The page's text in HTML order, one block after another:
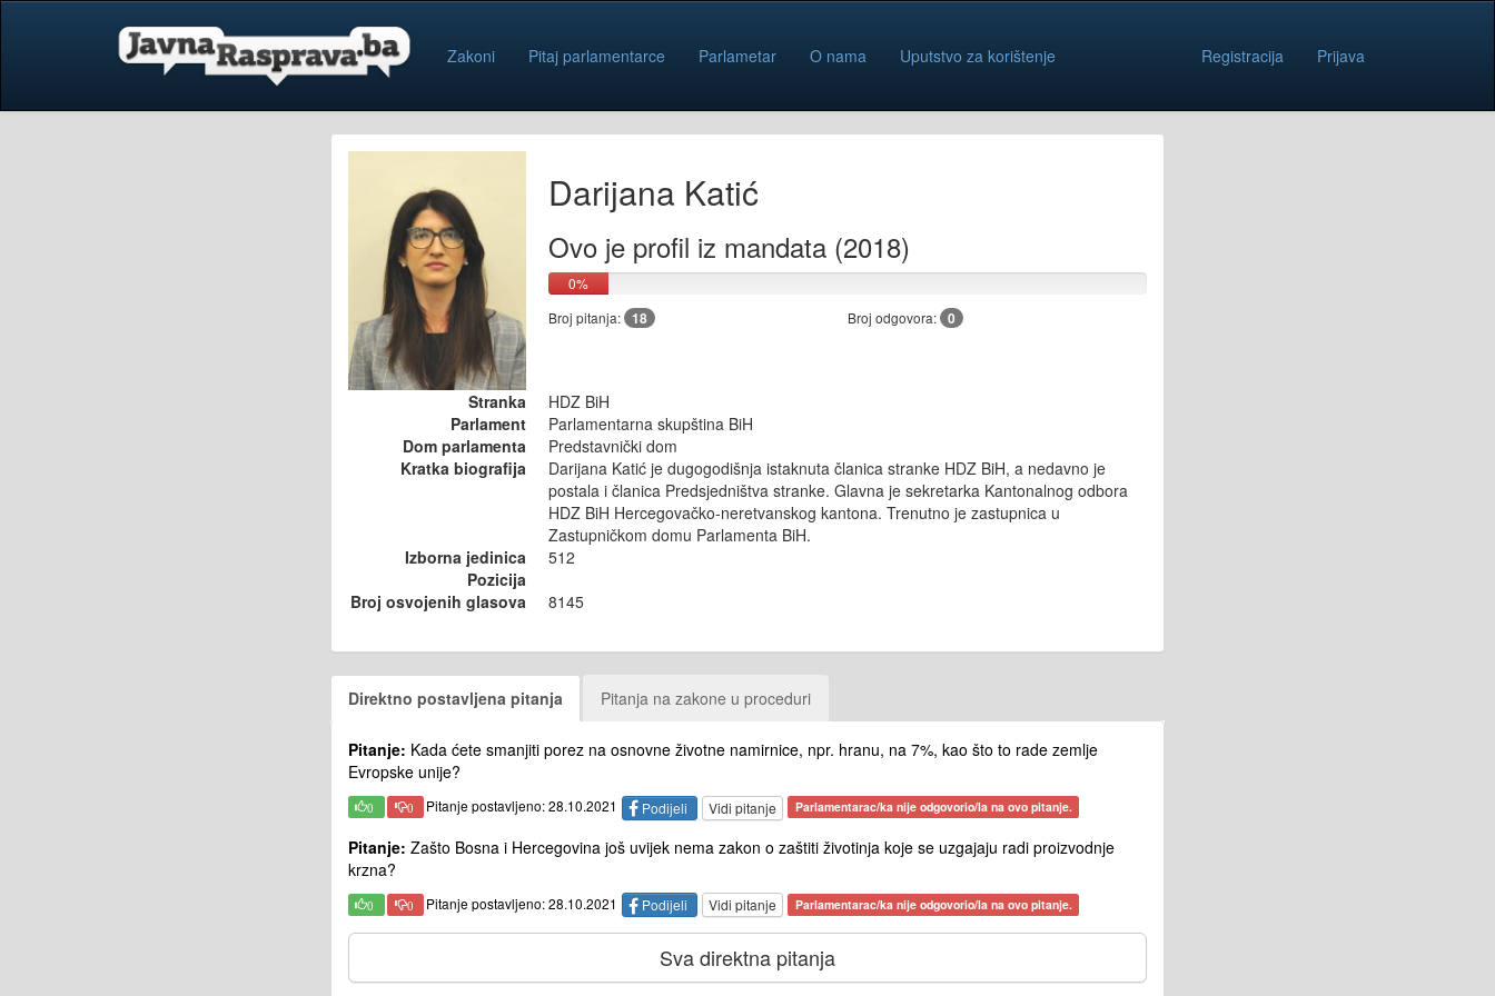
Zakoni Pitaj parlamentarce Parlametar O nama Uputstvo za korištenje Registracija Prijava
Darijana Katić
Ovo je profil iz mandata (2018)
0%
Broj pitanja: 18 Broj odgovora: 0
Stranka
HDZ BiH
Parlament
Parlamentarna skupština BiH
Dom parlamenta
Predstavnički dom
Kratka biografija
Darijana Katić je dugogodišnja istaknuta članica stranke HDZ BiH, a nedavno je
postala i članica Predsjedništva stranke. Glavna je sekretarka Kantonalnog odbora
HDZ BiH Hercegovačko-neretvanskog kantona. Trenutno je zastupnica u
Zastupničkom domu Parlamenta BiH.
Izborna jedinica
512
Pozicija
Broj osvojenih glasova
8145
Direktno postavljena pitanja Pitanja na zakone u proceduri
Pitanje: Kada ćete smanjiti porez na osnovne životne namirnice, npr. hranu, na 7%, kao što to rade zemlje
Evropske unije?
0 0 Pitanje postavljeno: 28.10.2021 Podijeli Vidi pitanje Parlamentarac/ka nije odgovorio/la na ovo pitanje.
Pitanje: Zašto Bosna i Hercegovina još uvijek nema zakon o zaštiti životinja koje se uzgajaju radi proizvodnje
krzna?
0 0 Pitanje postavljeno: 28.10.2021 Podijeli Vidi pitanje Parlamentarac/ka nije odgovorio/la na ovo pitanje.
Sva direktna pitanja